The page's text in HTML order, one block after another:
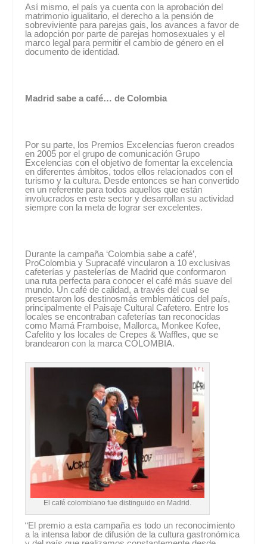
Así mismo, el país ya cuenta con la aprobación del
matrimonio igualitario, el derecho a la pensión de
sobreviviente para parejas gais, los avances a favor de
la adopción por parte de parejas homosexuales y el
marco legal para permitir el cambio de género en el
documento de identidad.
Madrid sabe a café… de Colombia
Por su parte, los Premios Excelencias fueron creados
en 2005 por el grupo de comunicación Grupo
Excelencias con el objetivo de fomentar la excelencia
en diferentes ámbitos, todos ellos relacionados con el
turismo y la cultura. Desde entonces se han convertido
en un referente para todos aquellos que están
involucrados en este sector y desarrollan su actividad
siempre con la meta de lograr ser excelentes.
Durante la campaña ‘Colombia sabe a café’,
ProColombia y Supracafé vincularon a 10 exclusivas
cafeterías y pastelerías de Madrid que conformaron
una ruta perfecta para conocer el café más suave del
mundo. Un café de calidad, a través del cual se
presentaron los destinosmás emblemáticos del país,
principalmente el Paisaje Cultural Cafetero. Entre los
locales se encontraban cafeterías tan reconocidas
como Mamá Framboise, Mallorca, Monkee Kofee,
Cafelito y los locales de Crepes & Waffles, que se
brandearon con la marca COLOMBIA.
El café colombiano fue distinguido en Madrid.
“El premio a esta campaña es todo un reconocimiento
a la intensa labor de difusión de la cultura gastronómica